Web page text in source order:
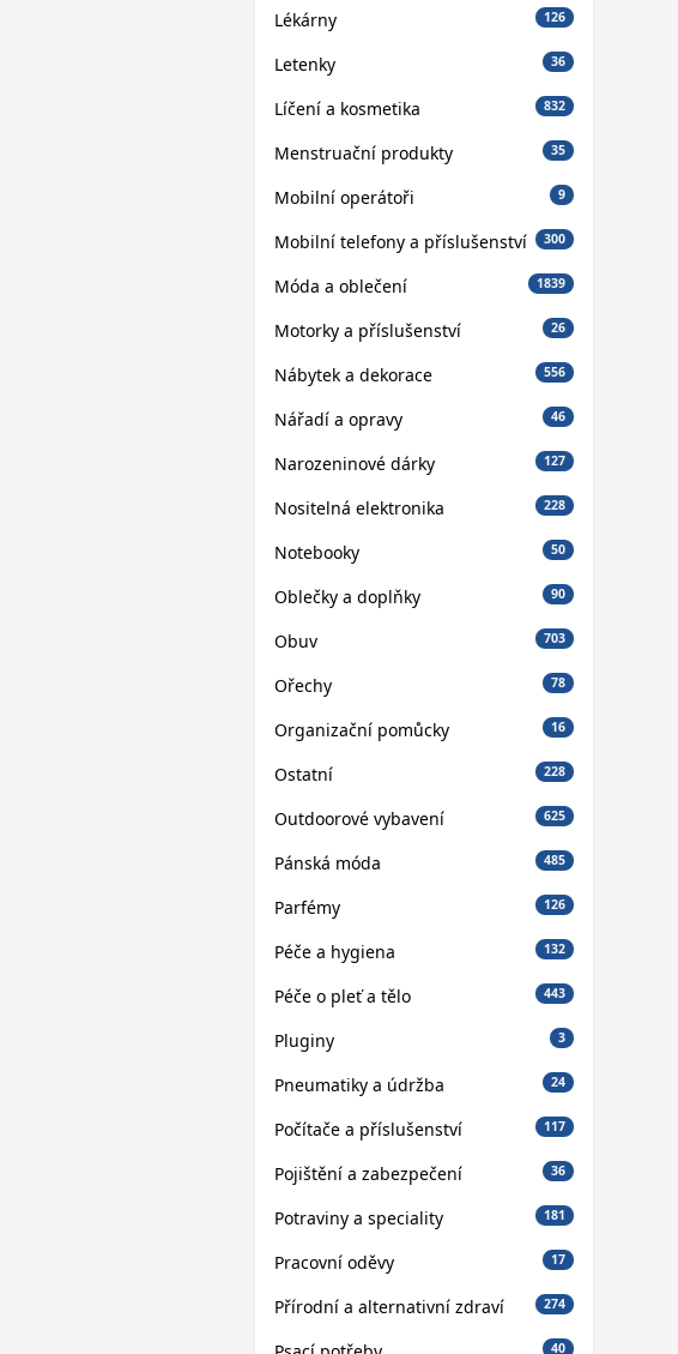
Lékárny 126
Letenky 36
Líčení a kosmetika 832
Menstruační produkty 35
Mobilní operátoři 9
Mobilní telefony a příslušenství 300
Móda a oblečení 1839
Motorky a příslušenství 26
Nábytek a dekorace 556
Nářadí a opravy 46
Narozeninové dárky 127
Nositelná elektronika 228
Notebooky 50
Oblečky a doplňky 90
Obuv 703
Ořechy 78
Organizační pomůcky 16
Ostatní 228
Outdoorové vybavení 625
Pánská móda 485
Parfémy 126
Péče a hygiena 132
Péče o pleť a tělo 443
Pluginy 3
Pneumatiky a údržba 24
Počítače a příslušenství 117
Pojištění a zabezpečení 36
Potraviny a speciality 181
Pracovní oděvy 17
Přírodní a alternativní zdraví 274
40